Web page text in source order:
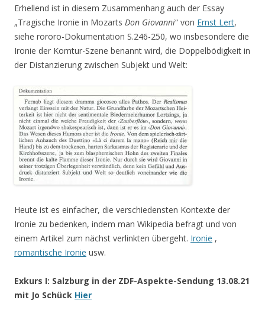
Erhellend ist in diesem Zusammenhang auch der Essay
„Tragische Ironie in Mozarts Don Giovanni“ von Ernst Lert,
siehe rororo-Dokumentation S.246-250, wo insbesondere die
Ironie der Komtur-Szene benannt wird, die Doppelbödigkeit in
der Distanzierung zwischen Subjekt und Welt:
Heute ist es einfacher, die verschiedensten Kontexte der
Ironie zu bedenken, indem man Wikipedia befragt und von
einem Artikel zum nächst verlinkten übergeht. Ironie ,
romantische Ironie usw.
Exkurs I: Salzburg in der ZDF-Aspekte-Sendung 13.08.21
mit Jo Schück Hier